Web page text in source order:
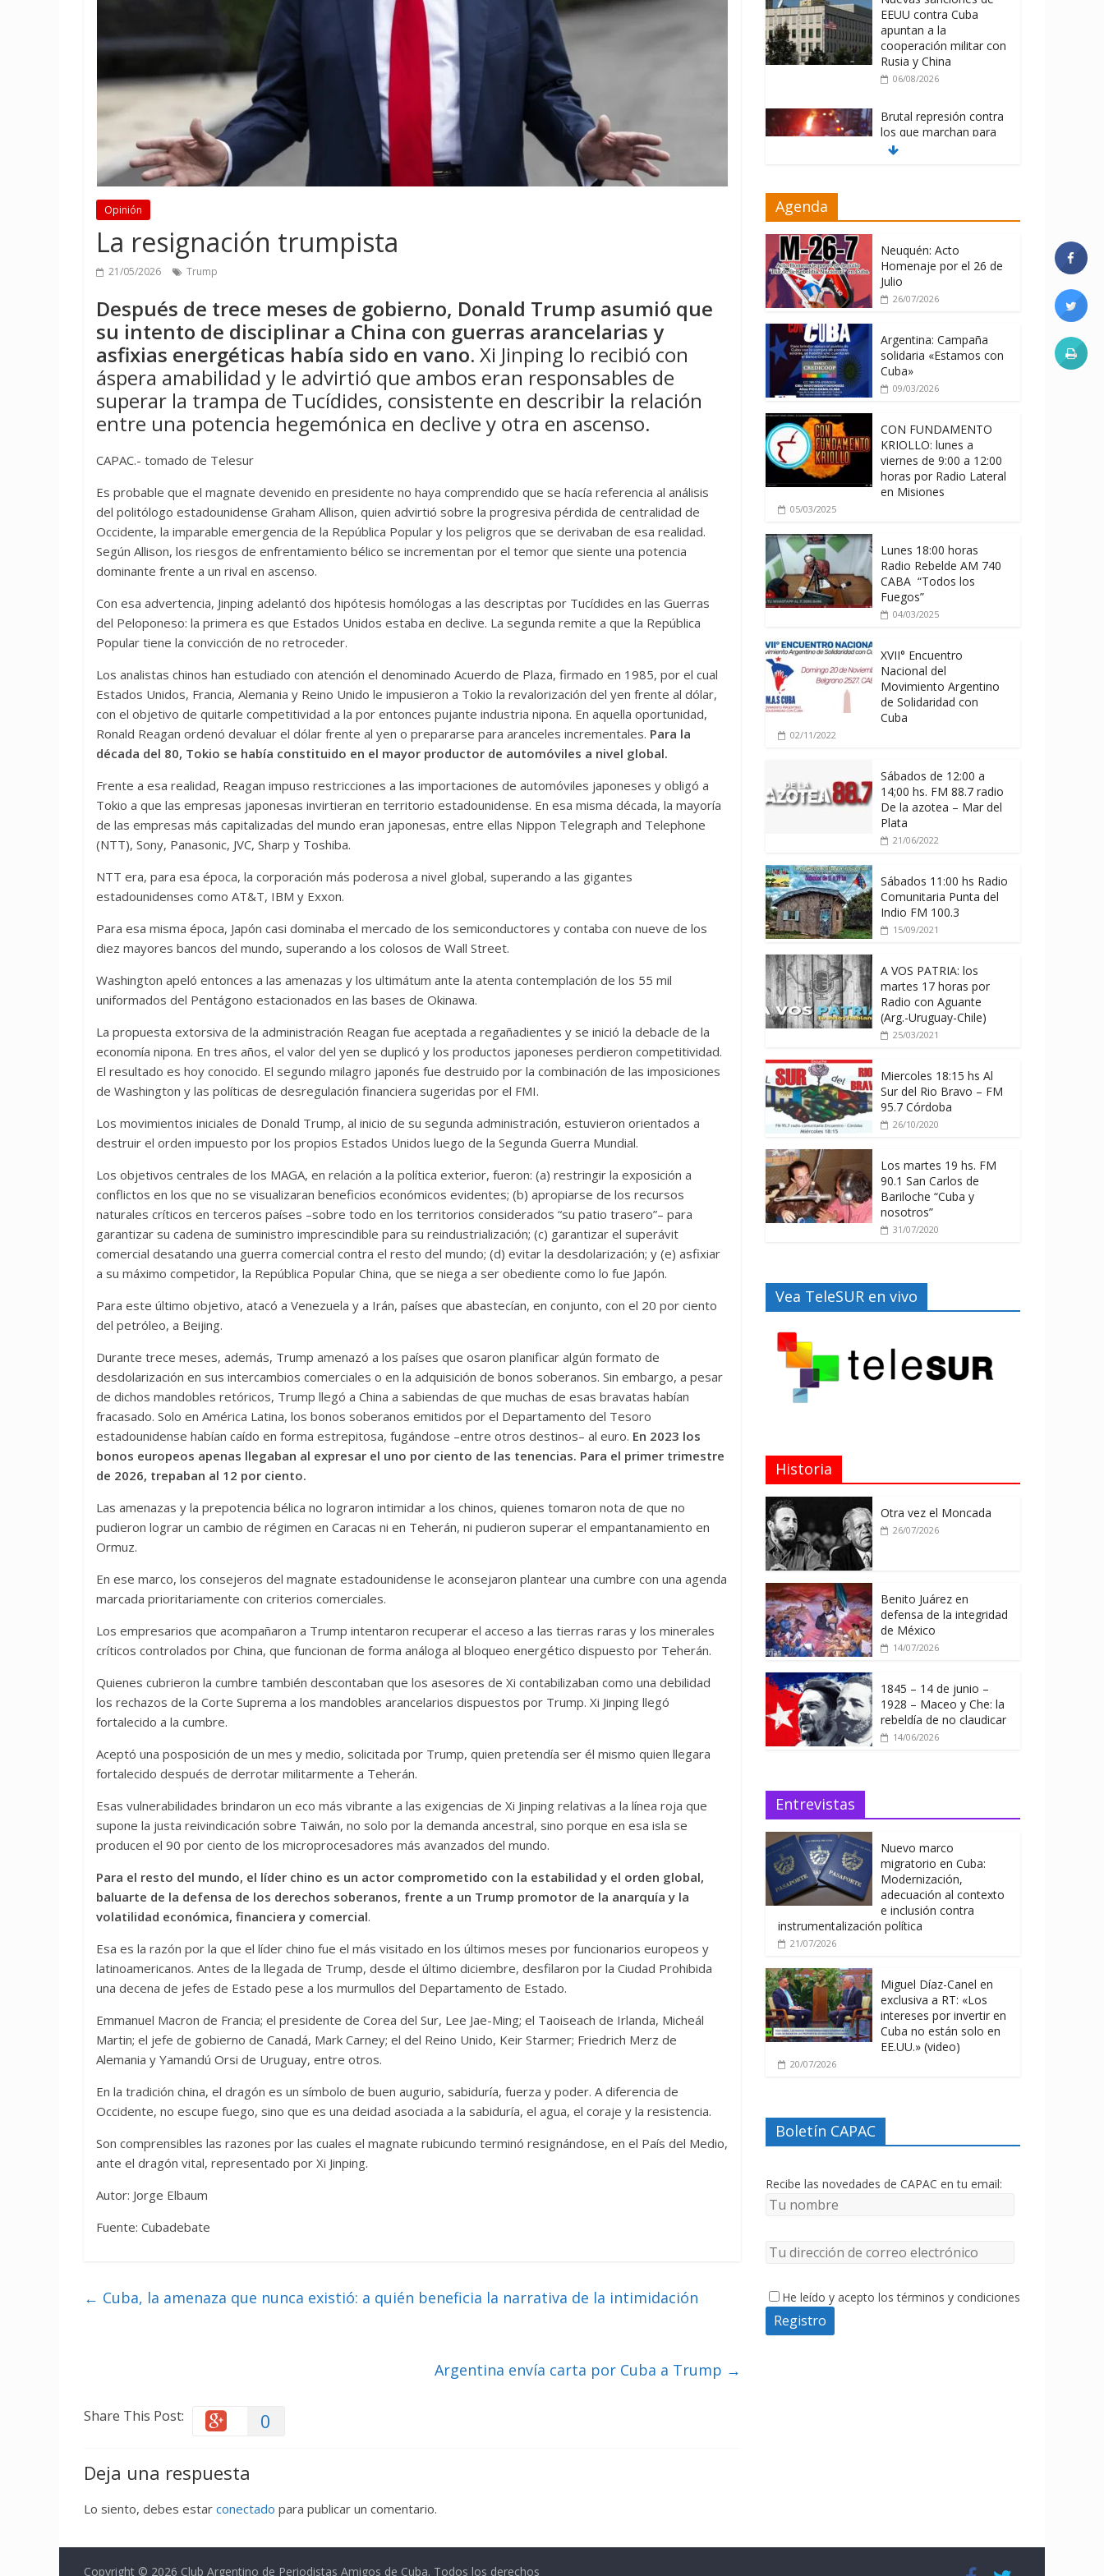
Opinión
La resignación trumpista
21/05/2026 Trump
Después de trece meses de gobierno, Donald Trump asumió que
su intento de disciplinar a China con guerras arancelarias y
asfixias energéticas había sido en vano. Xi Jinping lo recibió con
áspera amabilidad y le advirtió que ambos eran responsables de
superar la trampa de Tucídides, consistente en describir la relación
entre una potencia hegemónica en declive y otra en ascenso.
CAPAC.- tomado de Telesur
Es probable que el magnate devenido en presidente no haya comprendido que se hacía referencia al análisis
del politólogo estadounidense Graham Allison, quien advirtió sobre la progresiva pérdida de centralidad de
Occidente, la imparable emergencia de la República Popular y los peligros que se derivaban de esa realidad.
Según Allison, los riesgos de enfrentamiento bélico se incrementan por el temor que siente una potencia
dominante frente a un rival en ascenso.
Con esa advertencia, Jinping adelantó dos hipótesis homólogas a las descriptas por Tucídides en las Guerras
del Peloponeso: la primera es que Estados Unidos estaba en declive. La segunda remite a que la República
Popular tiene la convicción de no retroceder.
Los analistas chinos han estudiado con atención el denominado Acuerdo de Plaza, firmado en 1985, por el cual
Estados Unidos, Francia, Alemania y Reino Unido le impusieron a Tokio la revalorización del yen frente al dólar,
con el objetivo de quitarle competitividad a la por entonces pujante industria nipona. En aquella oportunidad,
Ronald Reagan ordenó devaluar el dólar frente al yen o prepararse para aranceles incrementales. Para la
década del 80, Tokio se había constituido en el mayor productor de automóviles a nivel global.
Frente a esa realidad, Reagan impuso restricciones a las importaciones de automóviles japoneses y obligó a
Tokio a que las empresas japonesas invirtieran en territorio estadounidense. En esa misma década, la mayoría
de las empresas más capitalizadas del mundo eran japonesas, entre ellas Nippon Telegraph and Telephone
(NTT), Sony, Panasonic, JVC, Sharp y Toshiba.
NTT era, para esa época, la corporación más poderosa a nivel global, superando a las gigantes
estadounidenses como AT&T, IBM y Exxon.
Para esa misma época, Japón casi dominaba el mercado de los semiconductores y contaba con nueve de los
diez mayores bancos del mundo, superando a los colosos de Wall Street.
Washington apeló entonces a las amenazas y los ultimátum ante la atenta contemplación de los 55 mil
uniformados del Pentágono estacionados en las bases de Okinawa.
La propuesta extorsiva de la administración Reagan fue aceptada a regañadientes y se inició la debacle de la
economía nipona. En tres años, el valor del yen se duplicó y los productos japoneses perdieron competitividad.
El resultado es hoy conocido. El segundo milagro japonés fue destruido por la combinación de las imposiciones
de Washington y las políticas de desregulación financiera sugeridas por el FMI.
Los movimientos iniciales de Donald Trump, al inicio de su segunda administración, estuvieron orientados a
destruir el orden impuesto por los propios Estados Unidos luego de la Segunda Guerra Mundial.
Los objetivos centrales de los MAGA, en relación a la política exterior, fueron: (a) restringir la exposición a
conflictos en los que no se visualizaran beneficios económicos evidentes; (b) apropiarse de los recursos
naturales críticos en terceros países –sobre todo en los territorios considerados “su patio trasero”– para
garantizar su cadena de suministro imprescindible para su reindustrialización; (c) garantizar el superávit
comercial desatando una guerra comercial contra el resto del mundo; (d) evitar la desdolarización; y (e) asfixiar
a su máximo competidor, la República Popular China, que se niega a ser obediente como lo fue Japón.
Para este último objetivo, atacó a Venezuela y a Irán, países que abastecían, en conjunto, con el 20 por ciento
del petróleo, a Beijing.
Durante trece meses, además, Trump amenazó a los países que osaron planificar algún formato de
desdolarización en sus intercambios comerciales o en la adquisición de bonos soberanos. Sin embargo, a pesar
de dichos mandobles retóricos, Trump llegó a China a sabiendas de que muchas de esas bravatas habían
fracasado. Solo en América Latina, los bonos soberanos emitidos por el Departamento del Tesoro
estadounidense habían caído en forma estrepitosa, fugándose –entre otros destinos– al euro. En 2023 los
bonos europeos apenas llegaban al expresar el uno por ciento de las tenencias. Para el primer trimestre
de 2026, trepaban al 12 por ciento.
Las amenazas y la prepotencia bélica no lograron intimidar a los chinos, quienes tomaron nota de que no
pudieron lograr un cambio de régimen en Caracas ni en Teherán, ni pudieron superar el empantanamiento en
Ormuz.
En ese marco, los consejeros del magnate estadounidense le aconsejaron plantear una cumbre con una agenda
marcada prioritariamente con criterios comerciales.
Los empresarios que acompañaron a Trump intentaron recuperar el acceso a las tierras raras y los minerales
críticos controlados por China, que funcionan de forma análoga al bloqueo energético dispuesto por Teherán.
Quienes cubrieron la cumbre también descontaban que los asesores de Xi contabilizaban como una debilidad
los rechazos de la Corte Suprema a los mandobles arancelarios dispuestos por Trump. Xi Jinping llegó
fortalecido a la cumbre.
Aceptó una posposición de un mes y medio, solicitada por Trump, quien pretendía ser él mismo quien llegara
fortalecido después de derrotar militarmente a Teherán.
Esas vulnerabilidades brindaron un eco más vibrante a las exigencias de Xi Jinping relativas a la línea roja que
supone la justa reivindicación sobre Taiwán, no solo por la demanda ancestral, sino porque en esa isla se
producen el 90 por ciento de los microprocesadores más avanzados del mundo.
Para el resto del mundo, el líder chino es un actor comprometido con la estabilidad y el orden global,
baluarte de la defensa de los derechos soberanos, frente a un Trump promotor de la anarquía y la
volatilidad económica, financiera y comercial.
Esa es la razón por la que el líder chino fue el más visitado en los últimos meses por funcionarios europeos y
latinoamericanos. Antes de la llegada de Trump, desde el último diciembre, desfilaron por la Ciudad Prohibida
una decena de jefes de Estado pese a los murmullos del Departamento de Estado.
Emmanuel Macron de Francia; el presidente de Corea del Sur, Lee Jae-Ming; el Taoiseach de Irlanda, Micheál
Martin; el jefe de gobierno de Canadá, Mark Carney; el del Reino Unido, Keir Starmer; Friedrich Merz de
Alemania y Yamandú Orsi de Uruguay, entre otros.
En la tradición china, el dragón es un símbolo de buen augurio, sabiduría, fuerza y poder. A diferencia de
Occidente, no escupe fuego, sino que es una deidad asociada a la sabiduría, el agua, el coraje y la resistencia.
Son comprensibles las razones por las cuales el magnate rubicundo terminó resignándose, en el País del Medio,
ante el dragón vital, representado por Xi Jinping.
Autor: Jorge Elbaum
Fuente: Cubadebate
← Cuba, la amenaza que nunca existió: a quién beneficia la narrativa de la intimidación
Argentina envía carta por Cuba a Trump →
Share This Post: 0
Deja una respuesta
Lo siento, debes estar conectado para publicar un comentario.
EEUU contra Cuba
apuntan a la
cooperación militar con
Rusia y China
06/08/2026
Brutal represión contra
los que marchan para
que no se venda la
La ONU condena
contra Cuba
06/08/2026
Agenda
Neuquén: Acto
Homenaje por el 26 de
Julio
26/07/2026
Argentina: Campaña
solidaria «Estamos con
Cuba»
09/03/2026
CON FUNDAMENTO
KRIOLLO: lunes a
viernes de 9:00 a 12:00
horas por Radio Lateral
en Misiones
05/03/2025
Lunes 18:00 horas
Radio Rebelde AM 740
CABA “Todos los
Fuegos”
04/03/2025
XVII° Encuentro
Nacional del
Movimiento Argentino
de Solidaridad con
Cuba
02/11/2022
Sábados de 12:00 a
14;00 hs. FM 88.7 radio
De la azotea – Mar del
Plata
21/06/2022
Sábados 11:00 hs Radio
Comunitaria Punta del
Indio FM 100.3
15/09/2021
A VOS PATRIA: los
martes 17 horas por
Radio con Aguante
(Arg.-Uruguay-Chile)
25/03/2021
Miercoles 18:15 hs Al
Sur del Rio Bravo – FM
95.7 Córdoba
26/10/2020
Los martes 19 hs. FM
90.1 San Carlos de
Bariloche “Cuba y
nosotros”
31/07/2020
Vea TeleSUR en vivo
Historia
Otra vez el Moncada
26/07/2026
Benito Juárez en
defensa de la integridad
de México
14/07/2026
1845 – 14 de junio –
1928 – Maceo y Che: la
rebeldía de no claudicar
14/06/2026
Entrevistas
Nuevo marco
migratorio en Cuba:
Modernización,
adecuación al contexto
e inclusión contra
instrumentalización política
21/07/2026
Miguel Díaz-Canel en
exclusiva a RT: «Los
intereses por invertir en
Cuba no están solo en
EE.UU.» (video)
20/07/2026
Boletín CAPAC
Recibe las novedades de CAPAC en tu email:
He leído y acepto los términos y condiciones
Copyright © 2026 Club Argentino de Periodistas Amigos de Cuba. Todos los derechos